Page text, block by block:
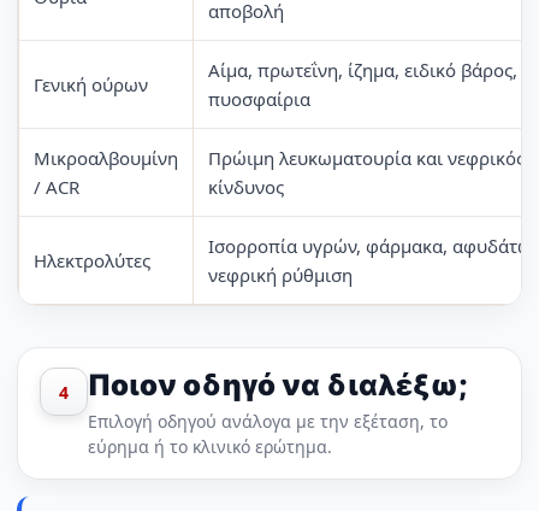
αποβολή
Γενική ούρων
Αίμα, πρωτεΐνη, ίζημα, ειδικό βάρος,
πυοσφαίρια
Μικροαλβουμίνη
/ ACR
Πρώιμη λευκωματουρία και νεφρικός
κίνδυνος
Ηλεκτρολύτες
Ισορροπία υγρών, φάρμακα,
νεφρική ρύθμιση
4 Ποιον οδηγό να διαλέξω;
Επιλογή οδηγού ανάλογα με την εξέταση, το
εύρημα ή το κλινικό ερώτημα.